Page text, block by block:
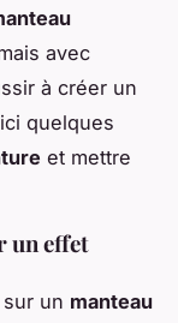
avec
à créer un
quelques
et mettre
un effet
sur un manteau